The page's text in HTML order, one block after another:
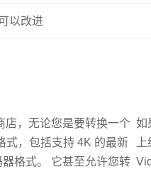
以改进
店，无论您是要转换一个
式，包括支持 4K 的最新
格式。 它甚至允许您转
如